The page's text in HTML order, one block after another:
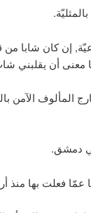
إن كان شابا من
معنى أن يقلبني
المألوف الآمن
دمشق.
فعلت بها منذ